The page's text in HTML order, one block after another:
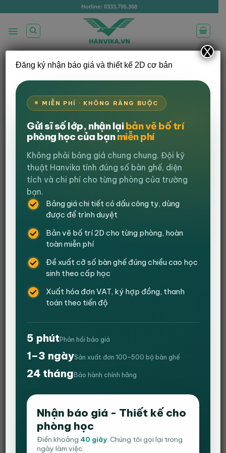
qua
dung
Hotline: 0333.795.368
TRANG CHỦ / BÀN GAMING /
BÀN CHỮ Z MẶT
LỌC
Bàn chữ Z mặt gỗ MDF – Màu Cà Phê
700,000₫
Giá
gốc
là:
700,000 ₫.
490,000₫Giá
tại
– Kích thước 1m2 x 60cm x 75cm (Dài – Rộng – Cao)
– Mặt bàn làm bằng chất liệu gỗ MDF phủ melamine chống
Đăng ký nhận báo giá và thiết kế 2D cơ bản
MIỄN PHÍ · KHÔNG RÀNG BUỘC
Gửi sĩ số lớp, nhận lạibản vẽ bố trí
phòng học của bạnmiễn phí
Không phải bảng giá chung chung. Đội kỹ
thuật Hanvika tính đúng số bàn ghế, diện
tích và chi phí cho từng phòng của trường
bạn.
Bảng giá chi tiết có dấu công ty, dùng
được để trình duyệt
Bản vẽ bố trí 2D cho từng phòng, hoàn
toàn miễn phí
Đề xuất cỡ số bàn ghế đúng chiều cao học
sinh theo cấp học
Xuất hóa đơn VAT, ký hợp đồng, thanh
toán theo tiến độ
5 phútPhản hồi báo giá
1–3 ngàySản xuất đơn 100–500 bộ bàn ghế
24 thángBảo hành chính hãng
Nhận báo giá - Thiết kế cho
phòng học
Điền khoảng 40 giây. Chúng tôi gọi lại trong
ngày làm việc.
X